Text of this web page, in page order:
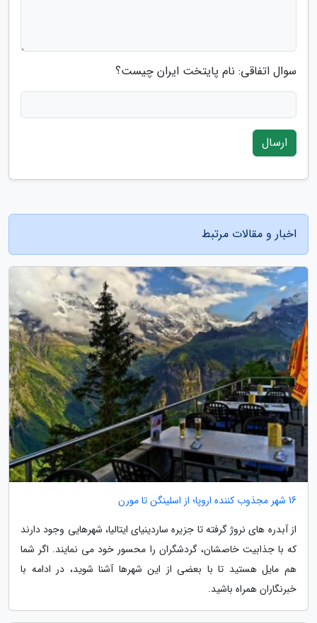
سوال اتفاقی: نام پایتخت ایران چیست؟
ارسال
اخبار و مقالات مرتبط
16 شهر مجذوب کننده اروپا؛ از اسلینگن تا مورن
از آبدره های نروژ گرفته تا جزیره ساردینیای ایتالیا، شهرهایی وجود دارند
که با جذابیت خاصشان، گردشگران را محسور خود می نمایند. اگر شما
هم مایل هستید تا با بعضی از این شهرها آشنا شوید، در ادامه با
خبرنگاران همراه باشید.